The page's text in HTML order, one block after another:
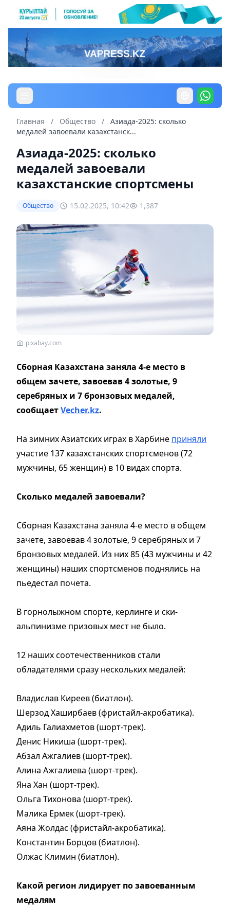
Главная / Общество /
Азиада-2025: сколько
медалей завоевали казахстанск...
Азиада-2025: сколько
медалей завоевали
казахстанские спортсмены
Общество 15.02.2025, 10:42 1,387
pixabay.com
Сборная Казахстана заняла 4-е место в
общем зачете, завоевав 4 золотые, 9
серебряных и 7 бронзовых медалей,
сообщаетVecher.kz.
На зимних Азиатских играх в Харбине приняли
участие 137 казахстанских спортсменов (72
мужчины, 65 женщин) в 10 видах спорта.
Сколько медалей завоевали?
Сборная Казахстана заняла 4-е место в общем
зачете, завоевав 4 золотые, 9 серебряных и 7
бронзовых медалей. Из них 85 (43 мужчины и 42
женщины) наших спортсменов поднялись на
пьедестал почета.
В горнолыжном спорте, керлинге и ски-
альпинизме призовых мест не было.
12 наших соотечественников стали
обладателями сразу нескольких медалей:
Владислав Киреев (биатлон).
Шерзод Хаширбаев (фристайл-акробатика).
Адиль Галиахметов (шорт-трек).
Денис Никиша (шорт-трек).
Абзал Ажгалиев (шорт-трек).
Алина Ажгалиева (шорт-трек).
Яна Хан (шорт-трек).
Ольга Тихонова (шорт-трек).
Малика Ермек (шорт-трек).
Аяна Жолдас (фристайл-акробатика).
Константин Борцов (биатлон).
Олжас Климин (биатлон).
Какой регион лидирует по завоеванным
медалям